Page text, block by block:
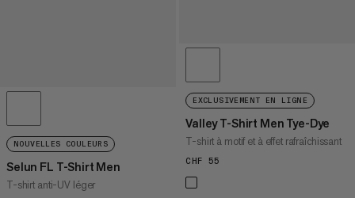
NOUVELLES COULEURS
Selun FL T-Shirt Men
T-shirt anti-UV léger
EXCLUSIVEMENT EN LIGNE
Valley T-Shirt Men Tye-Dye
T-shirt à motif et à effet rafraîchissant
CHF 55